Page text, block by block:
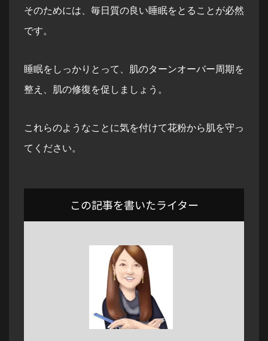
そのためには、毎日質の良い睡眠をとることが必然
です。
睡眠をしっかりとって、肌のターンオーバー周期を
整え、肌の修復を促しましょう。
これらのようなことに気を付けて花粉から肌を守っ
てください。
この記事を書いたライター